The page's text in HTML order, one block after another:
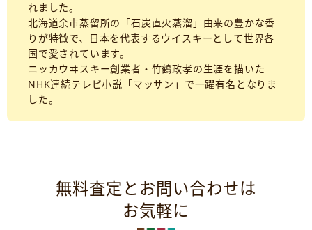
れました。
北海道余市蒸留所の「石炭直火蒸溜」由来の豊かな香
りが特徴で、日本を代表するウイスキーとして世界各
国で愛されています。
ニッカウヰスキー創業者・竹鶴政孝の生涯を描いた
NHK連続テレビ小説「マッサン」で一躍有名となりま
した。
無料査定とお問い合わせは
お気軽に